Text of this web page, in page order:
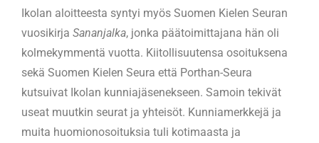
Ikolan aloitteesta syntyi myös Suomen Kielen Seuran
vuosikirja Sananjalka, jonka päätoimittajana hän oli
kolmekymmentä vuotta. Kiitollisuutensa osoituksena
sekä Suomen Kielen Seura että Porthan-Seura
kutsuivat Ikolan kunniajäsenekseen. Samoin tekivät
useat muutkin seurat ja yhteisöt. Kunniamerkkejä ja
muita huomionosoituksia tuli kotimaasta ja